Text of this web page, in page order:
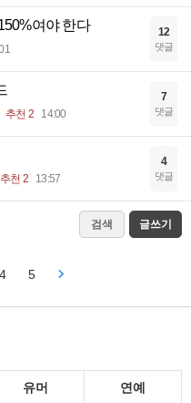
여야 한다 12
댓글
추천 2 14:00
7
댓글
추천 2 13:57
4
댓글
검색 글쓰기
4 5
유머 연예